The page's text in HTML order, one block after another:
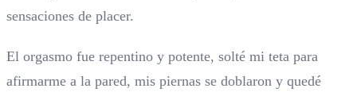
sensaciones de placer.
El orgasmo fue repentino y potente, solté mi teta para
afirmarme a la pared, mis piernas se doblaron y quedé